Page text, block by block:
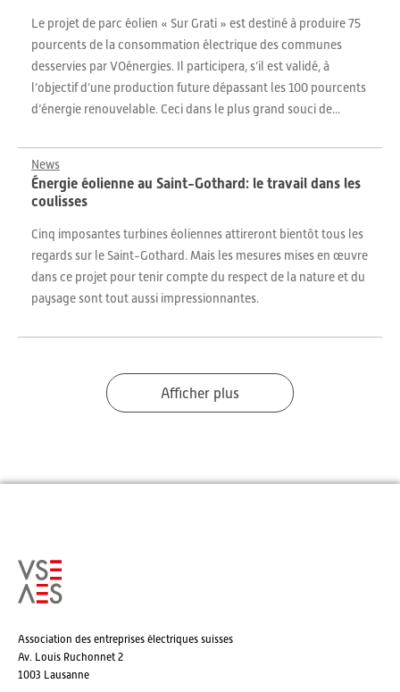
Le projet de parc éolien « Sur Grati » est destiné à produire 75
pourcents de la consommation électrique des communes
desservies par VOénergies. Il participera, s’il est validé, à
l’objectif d’une production future dépassant les 100 pourcents
d’énergie renouvelable. Ceci dans le plus grand souci de...
News
Énergie éolienne au Saint-Gothard: le travail dans les
coulisses
Cinq imposantes turbines éoliennes attireront bientôt tous les
regards sur le Saint-Gothard. Mais les mesures mises en œuvre
dans ce projet pour tenir compte du respect de la nature et du
paysage sont tout aussi impressionnantes.
Afficher plus
Association des entreprises électriques suisses
Av. Louis Ruchonnet 2
1003 Lausanne